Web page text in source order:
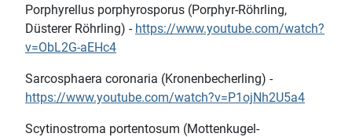
Porphyrellus porphyrosporus (Porphyr-Röhrling,
Düsterer Röhrling) - https://www.youtube.com/watch?
v=ObL2G-aEHc4
Sarcosphaera coronaria (Kronenbecherling) -
https://www.youtube.com/watch?v=P1ojNh2U5a4
Scytinostroma portentosum (Mottenkugel-